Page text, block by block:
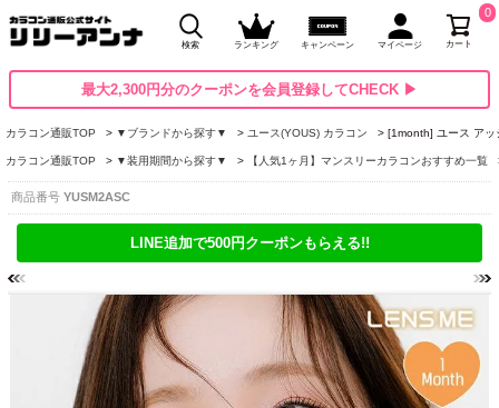
検索 ランキング キャンペーン マイページ カート
0
最大2,300円分のクーポンを会員登録してCHECK ▶
カラコン通販TOP ▼ブランドから探す▼ ユース(YOUS) カラコン [1month] ユース アッ
カラコン通販TOP ▼装用期間から探す▼ 【人気1ヶ月】マンスリーカラコンおすすめ一覧
商品番号 YUSM2ASC
LINE追加で500円クーポンもらえる!!